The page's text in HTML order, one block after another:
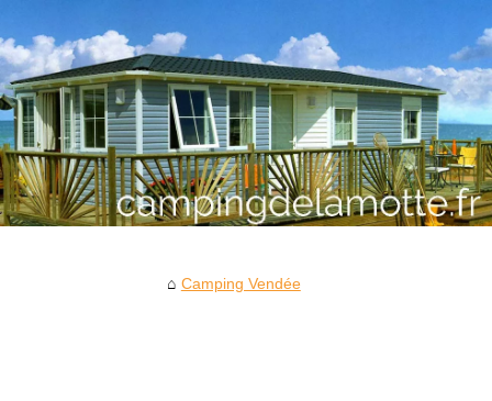
Camping Vendée